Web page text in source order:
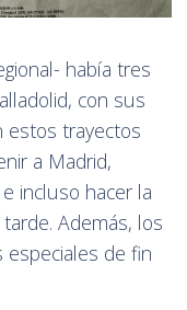
había tres
con sus
estos trayectos
a Madrid,
incluso hacer la
Además, los
especiales de fin